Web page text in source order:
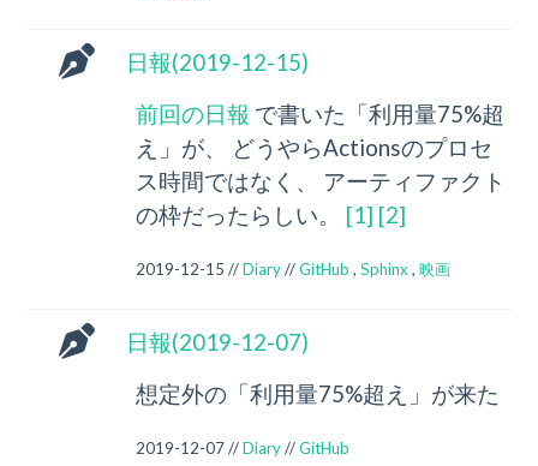
日報(2019-12-15)
前回の日報 で書いた「利用量75%超
え」が、 どうやらActionsのプロセ
ス時間ではなく、 アーティファクト
の枠だったらしい。 [1] [2]
2019-12-15 //Diary//GitHub , Sphinx , 映画
日報(2019-12-07)
想定外の「利用量75%超え」が来た
2019-12-07 //Diary//GitHub